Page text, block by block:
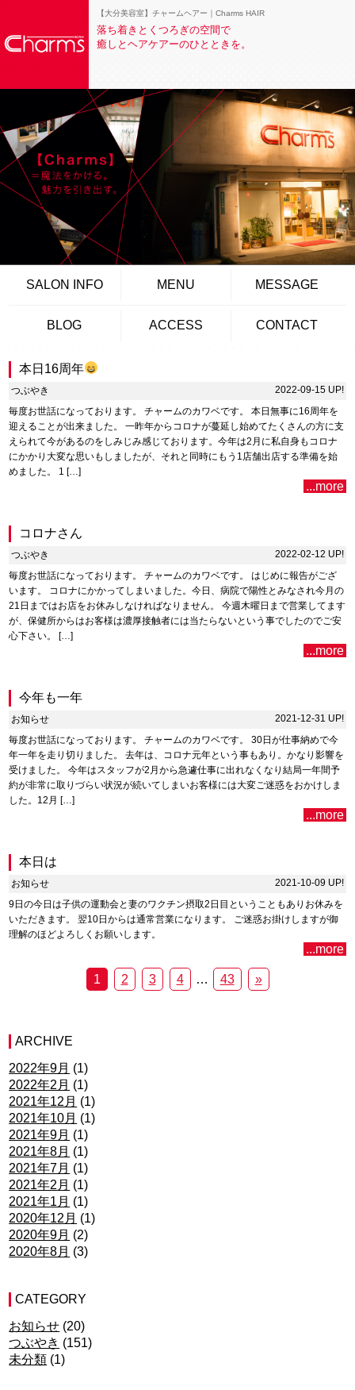
【大分美容室】チャームヘアー｜Charms HAIR
落ち着きとくつろぎの空間で
癒しとヘアケアーのひとときを。
SALON INFO MENU MESSAGE
BLOG ACCESS CONTACT
本日16周年
つぶやき
2022-09-15 UP!
毎度お世話になっております。 チャームのカワベです。 本日無事に16周年を
迎えることが出来ました。 一昨年からコロナが蔓延し始めてたくさんの方に支
えられて今があるのをしみじみ感じております。今年は2月に私自身もコロナ
にかかり大変な思いもしましたが、それと同時にもう1店舗出店する準備を始
めました。 1 […]
...more
コロナさん
つぶやき
2022-02-12 UP!
毎度お世話になっております。 チャームのカワベです。 はじめに報告がござ
います。 コロナにかかってしまいました。今日、病院で陽性とみなされ今月の
21日まではお店をお休みしなければなりません。 今週木曜日まで営業してます
が、保健所からはお客様は濃厚接触者には当たらないという事でしたのでご安
心下さい。 […]
...more
今年も一年
お知らせ
2021-12-31 UP!
毎度お世話になっております。 チャームのカワベです。 30日が仕事納めで今
年一年を走り切りました。 去年は、コロナ元年という事もあり。かなり影響を
受けました。 今年はスタッフが2月から急遽仕事に出れなくなり結局一年間予
約が非常に取りづらい状況が続いてしまいお客様には大変ご迷惑をおかけしま
した。12月 […]
...more
本日は
お知らせ
2021-10-09 UP!
9日の今日は子供の運動会と妻のワクチン摂取2日目ということもありお休みを
いただきます。 翌10日からは通常営業になります。 ご迷惑お掛けしますが御
理解のほどよろしくお願いします。
...more
1 2 3 4 … 43 »
ARCHIVE
2022年9月 (1)
2022年2月 (1)
2021年12月 (1)
2021年10月 (1)
2021年9月 (1)
2021年8月 (1)
2021年7月 (1)
2021年2月 (1)
2021年1月 (1)
2020年12月 (1)
2020年9月 (2)
2020年8月 (3)
CATEGORY
お知らせ (20)
つぶやき (151)
未分類 (1)